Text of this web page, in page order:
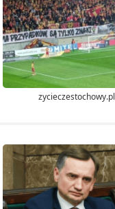
zycieczestochowy.pl